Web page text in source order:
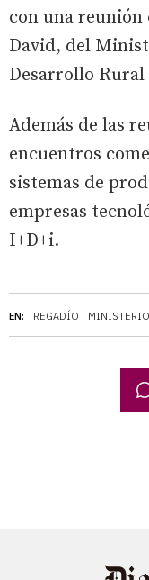
EN: REGADÍO
con una reunión
David, del
Desarrollo Rural
Además de las
encuentros
sistemas de
empresas
I+D+i.